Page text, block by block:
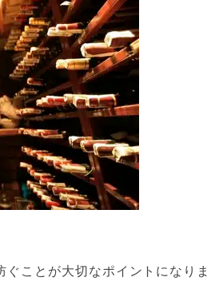
ことが大切なポイントになりま